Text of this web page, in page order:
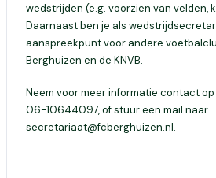
wedstrijden (e.g. voorzien van velden,
Daarnaast ben je als
aanspreekpunt voor andere
Berghuizen en de KNVB.
Neem voor meer informatie contact op
06-10644097, of stuur een mail naar
secretariaat@fcberghuizen.nl.